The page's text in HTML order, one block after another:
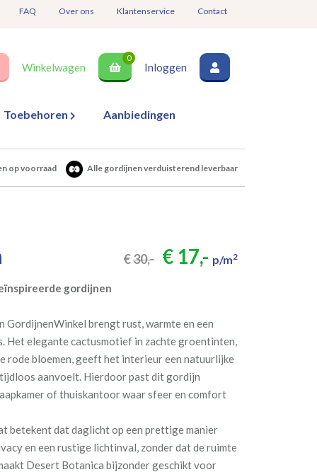
FAQ Over ons Klantenservice Contact
Winkelwagen
0
Inloggen
Toebehoren Aanbiedingen
op voorraad Alle gordijnen verduisterend leverbaar
€30,- € 17,- p/m2
gordijnen
GordijnenWinkel brengt rust, warmte en een
Het elegante cactusmotief in zachte groentinten,
rode bloemen, geeft het interieur een natuurlijke
aanvoelt. Hierdoor past dit gordijn
of thuiskantoor waar sfeer en comfort
betekent dat daglicht op een prettige manier
en een rustige lichtinval, zonder dat de ruimte
Desert Botanica bijzonder geschikt voor